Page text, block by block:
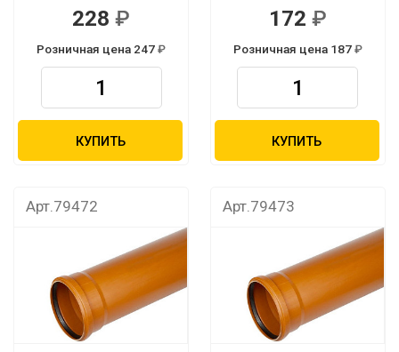
228
Розничная цена 247
КУПИТЬ
172
Розничная цена 187
КУПИТЬ
Арт.79472 Арт.79473